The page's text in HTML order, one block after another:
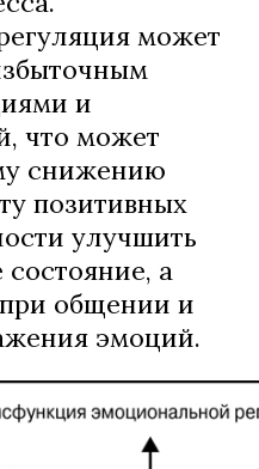
может
и
что может
снижению
позитивных
улучшить
а
общении и
эмоций.